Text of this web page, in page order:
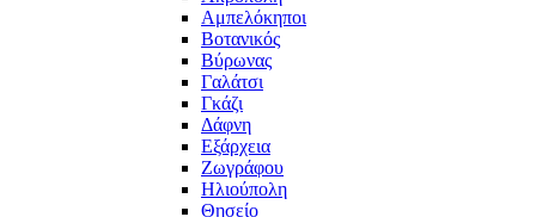
Αμπελόκηποι
Βοτανικός
Βύρωνας
Γαλάτσι
Γκάζι
Δάφνη
Εξάρχεια
Ζωγράφου
Ηλιούπολη
Θησείο